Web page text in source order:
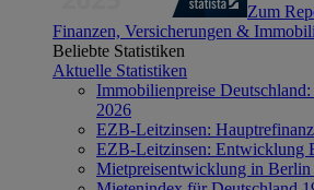
Zum
Finanzen, Versicherungen &
Beliebte Statistiken
Aktuelle Statistiken
Immobilienpreise
2026
EZB-Leitzinsen:
EZB-Leitzinsen: Entwicklung
Mietpreisentwicklung in Berlin